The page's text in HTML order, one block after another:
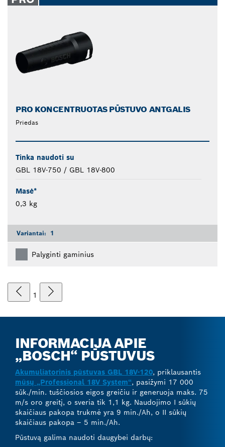
PRO KONCENTRUOTAS PŪSTUVO ANTGALIS
Priedas
Tinka naudoti su
GBL 18V-750 / GBL 18V-800
Masė*
0,3 kg
Variantai: 1
Palyginti gaminius
1
INFORMACIJA APIE
„BOSCH“ PŪSTUVUS
Akumuliatorinis pūstuvas GBL 18V-120, priklausantis
mūsų „Professional 18V System“, pasižymi 17 000
sūk./min. tuščiosios eigos greičiu ir generuoja maks. 75
m/s oro greitį, o sveria tik 1,1 kg. Naudojimo I sūkių
skaičiaus pakopa trukmė yra 9 min./Ah, o II sūkių
skaičiaus pakopa – 5 min./Ah.
Pūstuvą galima naudoti daugybei darbų: